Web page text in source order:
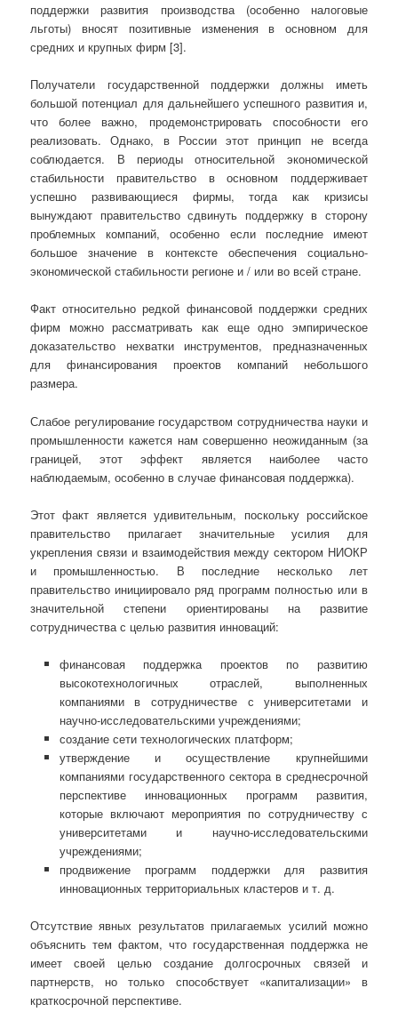
поддержки развития производства (особенно налоговые
льготы) вносят позитивные изменения в основном для
средних и крупных фирм [3].
Получатели государственной поддержки должны иметь
большой потенциал для дальнейшего успешного развития и,
что более важно, продемонстрировать способности его
реализовать. Однако, в России этот принцип не всегда
соблюдается. В периоды относительной экономической
стабильности правительство в основном поддерживает
успешно развивающиеся фирмы, тогда как кризисы
вынуждают правительство сдвинуть поддержку в сторону
проблемных компаний, особенно если последние имеют
большое значение в контексте обеспечения социально-
экономической стабильности регионе и / или во всей стране.
Факт относительно редкой финансовой поддержки средних
фирм можно рассматривать как еще одно эмпирическое
доказательство нехватки инструментов, предназначенных
для финансирования проектов компаний небольшого
размера.
Слабое регулирование государством сотрудничества науки и
промышленности кажется нам совершенно неожиданным (за
границей, этот эффект является наиболее часто
наблюдаемым, особенно в случае финансовая поддержка).
Этот факт является удивительным, поскольку российское
правительство прилагает значительные усилия для
укрепления связи и взаимодействия между сектором НИОКР
и промышленностью. В последние несколько лет
правительство инициировало ряд программ полностью или в
значительной степени ориентированы на развитие
сотрудничества с целью развития инноваций:
финансовая поддержка проектов по развитию
высокотехнологичных отраслей, выполненных
компаниями в сотрудничестве с университетами и
научно-исследовательскими учреждениями;
создание сети технологических платформ;
утверждение и осуществление крупнейшими
компаниями государственного сектора в среднесрочной
перспективе инновационных программ развития,
которые включают мероприятия по сотрудничеству с
университетами и научно-исследовательскими
учреждениями;
продвижение программ поддержки для развития
инновационных территориальных кластеров и т. д.
Отсутствие явных результатов прилагаемых усилий можно
объяснить тем фактом, что государственная поддержка не
имеет своей целью создание долгосрочных связей и
партнерств, но только способствует «капитализации» в
краткосрочной перспективе.